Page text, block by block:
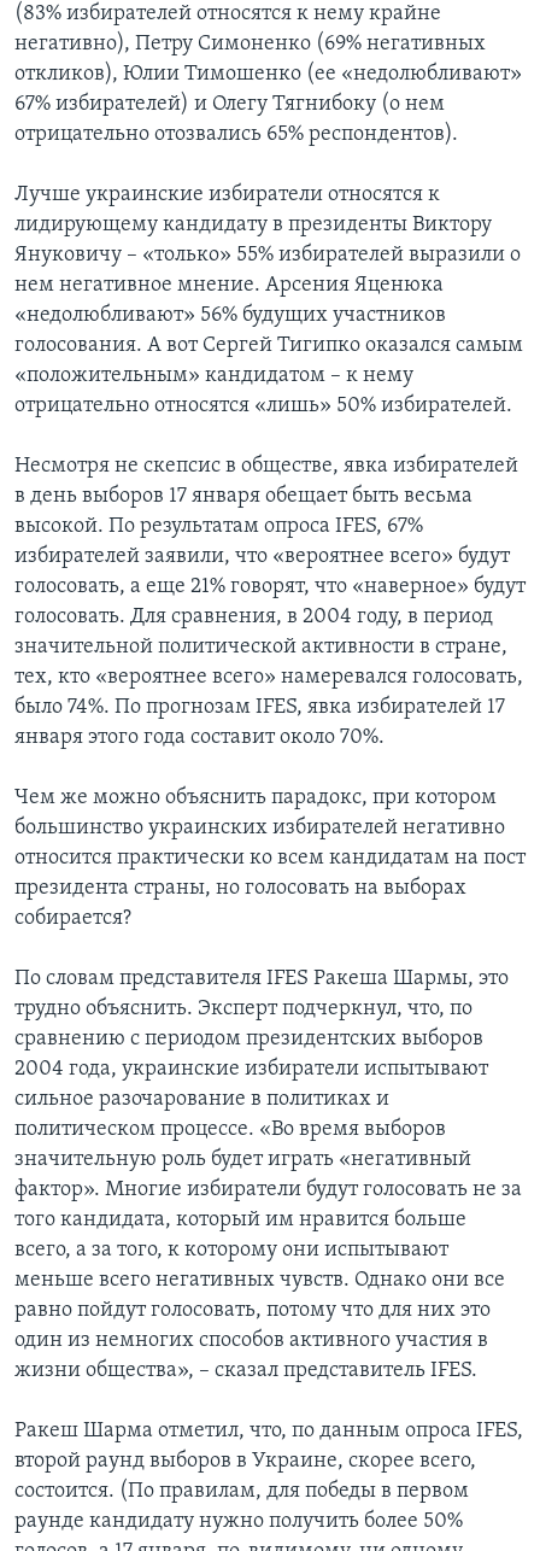
(83% избирателей относятся к нему крайне
негативно), Петру Симоненко (69% негативных
откликов), Юлии Тимошенко (ее «недолюбливают»
67% избирателей) и Олегу Тягнибоку (о нем
отрицательно отозвались 65% респондентов).
Лучше украинские избиратели относятся к
лидирующему кандидату в президенты Виктору
Януковичу – «только» 55% избирателей выразили о
нем негативное мнение. Арсения Яценюка
«недолюбливают» 56% будущих участников
голосования. А вот Сергей Тигипко оказался самым
«положительным» кандидатом – к нему
отрицательно относятся «лишь» 50% избирателей.
Несмотря не скепсис в обществе, явка избирателей
в день выборов 17 января обещает быть весьма
высокой. По результатам опроса IFES, 67%
избирателей заявили, что «вероятнее всего» будут
голосовать, а еще 21% говорят, что «наверное» будут
голосовать. Для сравнения, в 2004 году, в период
значительной политической активности в стране,
тех, кто «вероятнее всего» намеревался голосовать,
было 74%. По прогнозам IFES, явка избирателей 17
января этого года составит около 70%.
Чем же можно объяснить парадокс, при котором
большинство украинских избирателей негативно
относится практически ко всем кандидатам на пост
президента страны, но голосовать на выборах
собирается?
По словам представителя IFES Ракеша Шармы, это
трудно объяснить. Эксперт подчеркнул, что, по
сравнению с периодом президентских выборов
2004 года, украинские избиратели испытывают
сильное разочарование в политиках и
политическом процессе. «Во время выборов
значительную роль будет играть «негативный
фактор». Многие избиратели будут голосовать не за
того кандидата, который им нравится больше
всего, а за того, к которому они испытывают
меньше всего негативных чувств. Однако они все
равно пойдут голосовать, потому что для них это
один из немногих способов активного участия в
жизни общества», – сказал представитель IFES.
Ракеш Шарма отметил, что, по данным опроса IFES,
второй раунд выборов в Украине, скорее всего,
состоится. (По правилам, для победы в первом
раунде кандидату нужно получить более 50%